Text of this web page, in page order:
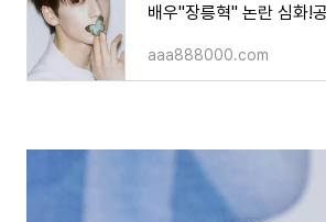
aaa888000.com